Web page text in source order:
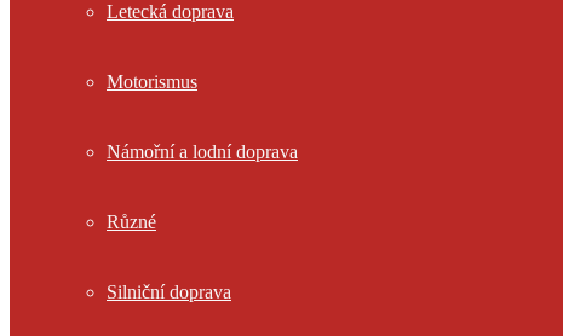
Letecká doprava
Motorismus
Námořní a lodní doprava
Různé
Silniční doprava